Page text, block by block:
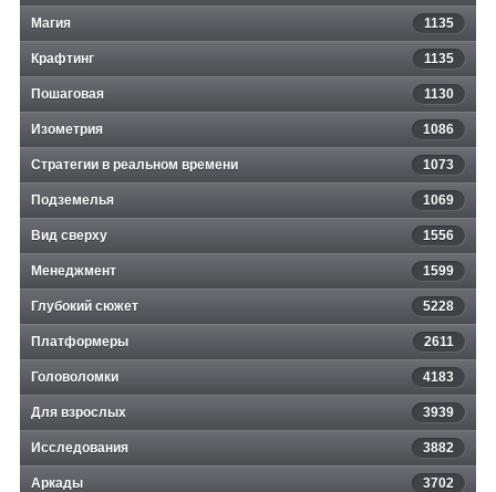
Магия 1135
Крафтинг 1135
Пошаговая 1130
Изометрия 1086
Стратегии в реальном времени 1073
Подземелья 1069
Вид сверху 1556
Менеджмент 1599
Глубокий сюжет 5228
Платформеры 2611
Головоломки 4183
Для взрослых 3939
Исследования 3882
Аркады 3702